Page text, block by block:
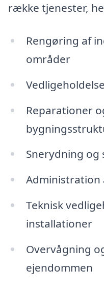
række tjenester,
Rengøring af
områder
Reparationer
Snerydning
Administration
Teknisk
installationer
Overvågning
ejendommen